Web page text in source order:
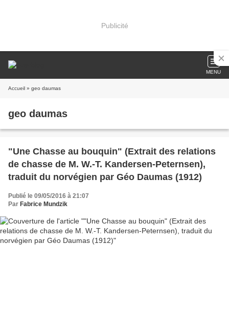
Publicité
MENU
Accueil » geo daumas
geo daumas
"Une Chasse au bouquin" (Extrait des relations
de chasse de M. W.-T. Kandersen-Peternsen),
traduit du norvégien par Géo Daumas (1912)
Publié le 09/05/2016 à 21:07
Par Fabrice Mundzik